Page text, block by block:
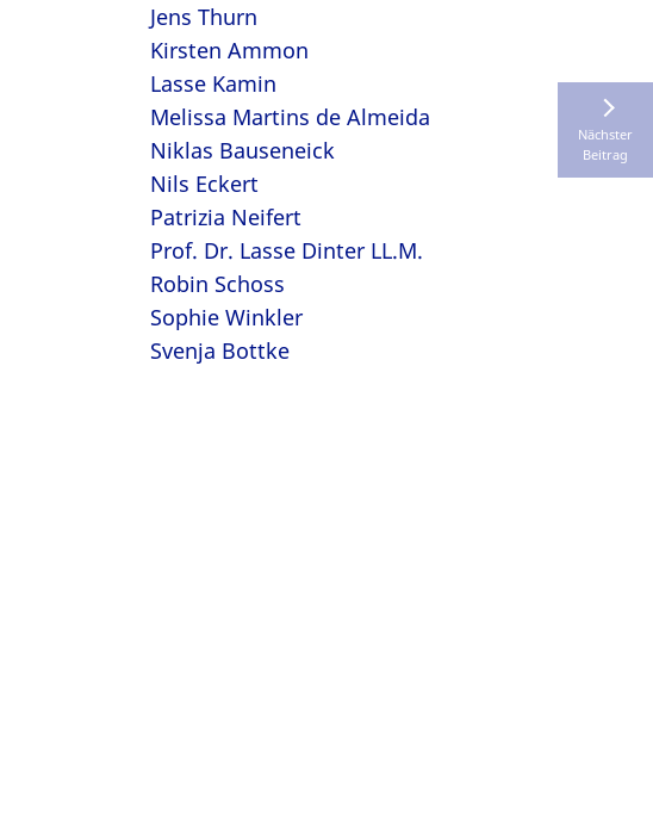
Nächster
Beitrag
Jens Thurn
Kirsten Ammon
Lasse Kamin
Melissa Martins de Almeida
Niklas Bauseneick
Nils Eckert
Patrizia Neifert
Prof. Dr. Lasse Dinter LL.M.
Robin Schoss
Sophie Winkler
Svenja Bottke